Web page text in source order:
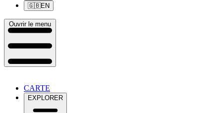
🇬🇧EN
Ouvrir le menu
CARTE
EXPLORER